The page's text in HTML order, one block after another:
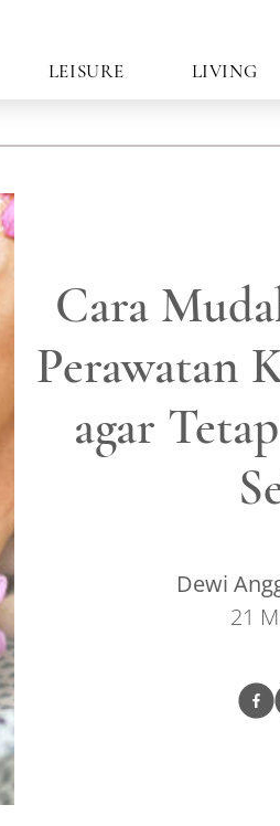
LEISURE LIVING
Cara
Perawatan
agar
Dewi
21